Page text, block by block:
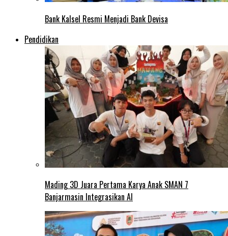
Bank Kalsel Resmi Menjadi Bank Devisa
Pendidikan
Mading 3D Juara Pertama Karya Anak SMAN 7
Banjarmasin Integrasikan AI